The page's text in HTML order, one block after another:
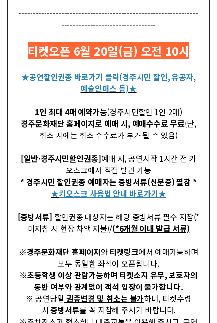
---------------------------------------------------------------
---------------------------------
티켓오픈 6월 20일(금) 오전 10시
★공연할인권종 바로가기 클릭(경주시민 할인, 유공자,
예술인패스 등)★
1인 최대 4매 예약가능(경주시민할인 1인 2매)
경주문화재단 홈페이지로 예매 시, 예매수수료 무료(단,
취소 시에는 취소 수수료가 부가 될 수 있음)
[일반·경주시민할인권종]예매 시, 공연시작 1시간 전 키
오스크에서 직접 발권 가능
* 경주시민 할인권종 예매자는 증빙서류(신분증)필참 *
★키오스크 사용법 안내 바로가기★
[증빙서류] 할인권종 대상자는 해당 증빙서류 필수 지참(*
미지참 시 현장 차액 지불)/(*6개월 이내 발급 서류)
※경주문화재단 홈페이지와 티켓링크에서 예매가능하며
모두 동일한 좌석이 오픈됩니다.
※초등학생 이상 관람가능하며 티켓소지 유무, 보호자의
동반 여부와 관계없이 객석 입장이 불가합니다.
※ 공연당일 권종변경 및 취소는 불가하며, 티켓수령
시 증빙서류를 꼭 지참해 주시기 바랍니다.